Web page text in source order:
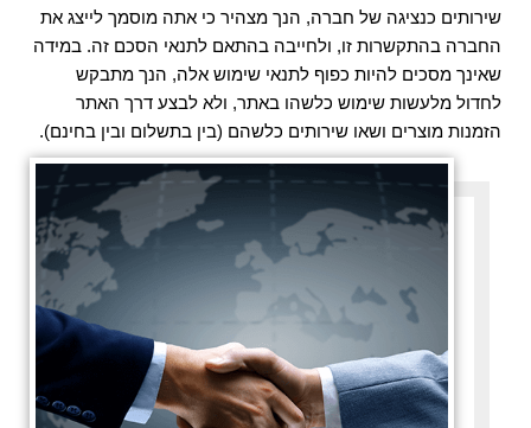
שירותים כנציגה של חברה, הנך מצהיר כי אתה מוסמך לייצג את
החברה בהתקשרות זו, ולחייבה בהתאם לתנאי הסכם זה. במידה
שאינך מסכים להיות כפוף לתנאי שימוש אלה, הנך מתבקש
לחדול מלעשות שימוש כלשהו באתר, ולא לבצע דרך האתר
הזמנות מוצרים ושאו שירותים כלשהם (בין בתשלום ובין בחינם).